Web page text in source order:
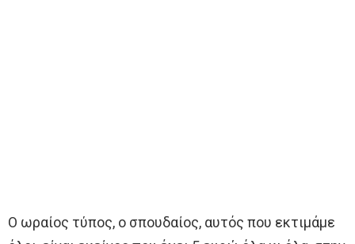
Ο ωραίος τύπος, ο σπουδαίος, αυτός που εκτιμάμε